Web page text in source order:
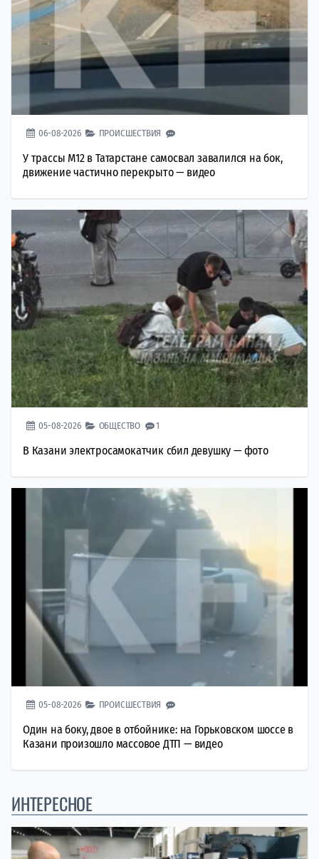
06-08-2026 ПРОИСШЕСТВИЯ
У трассы М12 в Татарстане самосвал завалился на бок,
движение частично перекрыто — видео
05-08-2026 ОБЩЕСТВО 1
В Казани электросамокатчик сбил девушку — фото
05-08-2026 ПРОИСШЕСТВИЯ
Один на боку, двое в отбойнике: на Горьковском шоссе в
Казани произошло массовое ДТП — видео
ИНТЕРЕСНОЕ